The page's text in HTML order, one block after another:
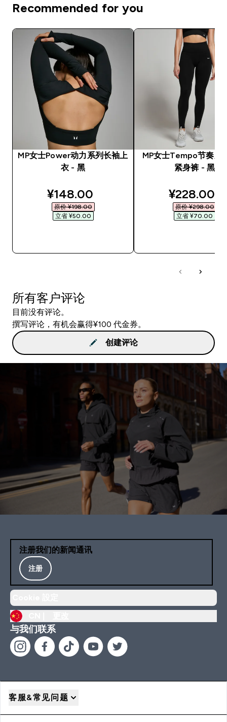
Recommended for you
MP女士Power动力系列长袖上
衣 - 黑
discounted price
¥148.00‎
原价 ¥198.00‎
立省 ¥50.00‎
MP女士Tempo节奏系
紧身裤 - 黑
¥228.00‎
原价 ¥298.00‎
立省 ¥70.00‎
所有客户评论
目前没有评论。
撰写评论，有机会赢得¥100 代金券。
创建评论
注册我们的新闻通讯
注册
与我们联系
客服&常见问题